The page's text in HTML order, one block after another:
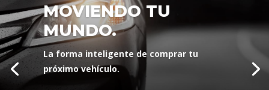
MOVIENDO TU
MUNDO.
La forma inteligente de comprar tu
próximo vehículo.